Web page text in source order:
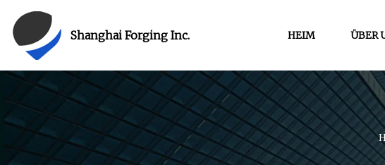
Shanghai Forging Inc. HEIM ÜBER